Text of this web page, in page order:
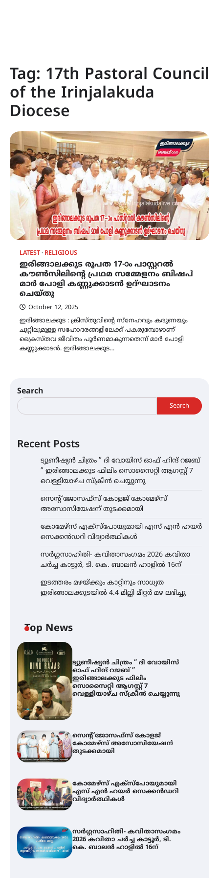
Tag: 17th Pastoral Council
of the Irinjalakuda
Diocese
LATEST RELIGIOUS
ഇരിങ്ങാലക്കുട രൂപത 17-ാം പാസ്റ്ററൽ
കൗൺസിലിൻ്റെ പ്രഥമ സമ്മേളനം ബിഷപ്
മാർ പോളി കണ്ണുക്കാടൻ ഉദ്ഘാടനം
ചെയ്തു
October 12, 2025
ഇരിങ്ങാലക്കുട : ക്രിസ്‌തുവിൻ്റെ സ്നേഹവും കരുണയും
ചുറ്റിലുമുള്ള സഹോദരങ്ങളിലേക്ക് പകരുമ്പോഴാണ്
ക്രൈസ്‌തവ ജീവിതം പൂർണമാകുന്നതെന്ന് മാർ പോളി
കണ്ണുക്കാടൻ. ഇരിങ്ങാലക്കുട…
Search
Search
Recent Posts
ട്യുണീഷ്യൻ ചിത്രം ” ദി വോയിസ് ഓഫ് ഹിന്ദ് റജബ്
” ഇരിങ്ങാലക്കുട ഫിലിം സൊസൈറ്റി ആഗസ്റ്റ് 7
വെള്ളിയാഴ്ച സ്‌ക്രീൻ ചെയ്യുന്നു
സെന്റ് ജോസഫ്സ് കോളജ് കോമേഴ്‌സ്
അസോസിയേഷന് തുടക്കമായി
കോമേഴ്സ് എക്സ്പോയുമായി എസ് എൻ ഹയർ
സെക്കൻഡറി വിദ്യാർത്ഥികൾ
സർഗ്ഗസാഹിതി- കവിതാസംഗമം 2026 കവിതാ
ചർച്ച കാട്ടൂർ, ടി. കെ. ബാലൻ ഹാളിൽ 16ന്
ഇടത്തരം മഴയ്ക്കും കാറ്റിനും സാധ്യത
ഇരിങ്ങാലക്കുടയിൽ 4.4 മില്ലി മീറ്റർ മഴ ലഭിച്ചു
Top News
ട്യുണീഷ്യൻ ചിത്രം ” ദി വോയിസ്
ഓഫ് ഹിന്ദ് റജബ് ”
ഇരിങ്ങാലക്കുട ഫിലിം
സൊസൈറ്റി ആഗസ്റ്റ് 7
വെള്ളിയാഴ്ച സ്‌ക്രീൻ ചെയ്യുന്നു
സെന്റ് ജോസഫ്സ് കോളജ്
കോമേഴ്‌സ് അസോസിയേഷന്
തുടക്കമായി
കോമേഴ്സ് എക്സ്പോയുമായി
എസ് എൻ ഹയർ സെക്കൻഡറി
വിദ്യാർത്ഥികൾ
സർഗ്ഗസാഹിതി- കവിതാസംഗമം
2026 കവിതാ ചർച്ച കാട്ടൂർ, ടി.
കെ. ബാലൻ ഹാളിൽ 16ന്